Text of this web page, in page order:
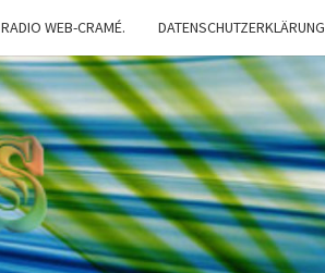
RADIO WEB-CRAMÉ. DATENSCHUTZERKLÄRUNG